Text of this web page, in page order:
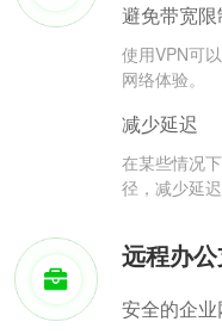
避免带宽限
使用VPN可
网络体验。
减少延迟
在某些情况
径，减少延
远程办
安全的企